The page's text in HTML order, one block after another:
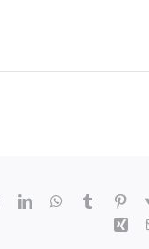
LinkedInWhatsApp
Tumblr